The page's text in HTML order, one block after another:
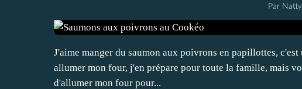
Par Natty
J'aime manger du saumon aux poivrons en papillottes,
allumer mon four, j'en prépare pour toute la famille, mais
d'allumer mon four pour...